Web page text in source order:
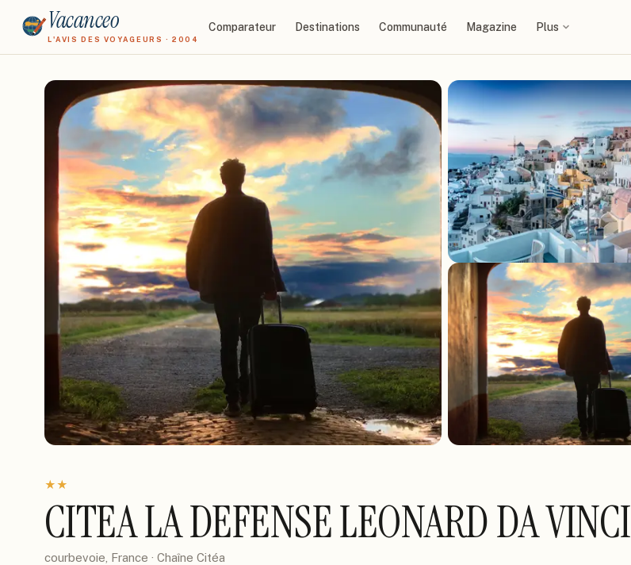
Vacanceo
L'AVIS DES VOYAGEURS · 2004
Comparateur Destinations Communauté Magazine Plus
★★
CITEA LA DEFENSE LEONARD DA VINCI
courbevoie, France · Chaîne Citéa